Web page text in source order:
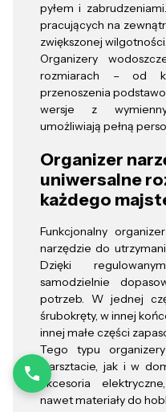
pyłem i
pracujących na
zwiększonej wilgotności.
Organizery
rozmiarach – od
przenoszenia
wersje z
umożliwiają pełną
Organizer
uniwersalne
każdego
Funkcjonalny
narzędzie do
Dzięki
samodzielnie
potrzeb. W jednej
śrubokręty, w innej
innej małe części
Tego typu
warsztacie, jak i w
akcesoria
nawet materiały do